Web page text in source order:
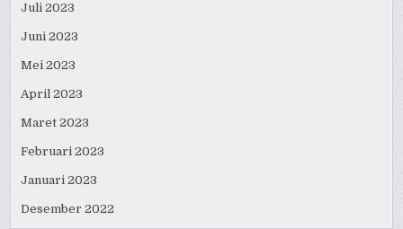
Juli 2023
Juni 2023
Mei 2023
April 2023
Maret 2023
Februari 2023
Januari 2023
Desember 2022